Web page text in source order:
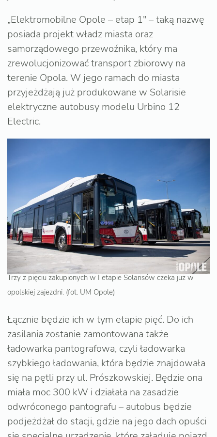
„Elektromobilne Opole – etap 1″ – taką nazwę
posiada projekt władz miasta oraz
samorządowego przewoźnika, który ma
zrewolucjonizować transport zbiorowy na
terenie Opola. W jego ramach do miasta
przyjeżdżają już produkowane w Solarisie
elektryczne autobusy modelu Urbino 12
Electric.
Trzy z pięciu zakupionych w I etapie Solarisów czeka już w
opolskiej zajezdni. (fot. UM Opole)
Łącznie będzie ich w tym etapie pięć. Do ich
zasilania zostanie zamontowana także
ładowarka pantografowa, czyli ładowarka
szybkiego ładowania, która będzie znajdowała
się na pętli przy ul. Prószkowskiej. Będzie ona
miała moc 300 kW i działała na zasadzie
odwróconego pantografu – autobus będzie
podjeżdżał do stacji, gdzie na jego dach opuści